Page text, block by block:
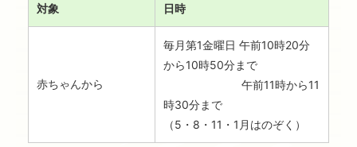
対象 日時
赤ちゃんから
毎月第1金曜日 午前10時20分
から10時50分まで
午前11時から11
時30分まで
（5・8・11・1月はのぞく）